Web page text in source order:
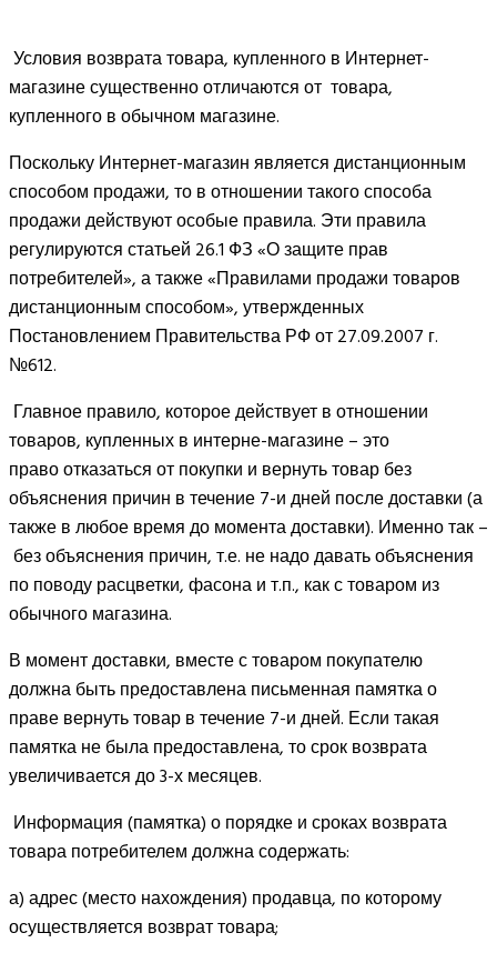
Условия возврата товара, купленного в Интернет-
магазине существенно отличаются от товара,
купленного в обычном магазине.
Поскольку Интернет-магазин является дистанционным
способом продажи, то в отношении такого способа
продажи действуют особые правила. Эти правила
регулируются статьей 26.1 ФЗ «О защите прав
потребителей», а также «Правилами продажи товаров
дистанционным способом», утвержденных
Постановлением Правительства РФ от 27.09.2007 г.
№612.
Главное правило, которое действует в отношении
товаров, купленных в интерне-магазине – это
право отказаться от покупки и вернуть товар без
объяснения причин в течение 7-и дней после доставки (а
также в любое время до момента доставки). Именно так –
без объяснения причин, т.е. не надо давать объяснения
по поводу расцветки, фасона и т.п., как с товаром из
обычного магазина.
В момент доставки, вместе с товаром покупателю
должна быть предоставлена письменная памятка о
праве вернуть товар в течение 7-и дней. Если такая
памятка не была предоставлена, то срок возврата
увеличивается до 3-х месяцев.
Информация (памятка) о порядке и сроках возврата
товара потребителем должна содержать:
а) адрес (место нахождения) продавца, по которому
осуществляется возврат товара;